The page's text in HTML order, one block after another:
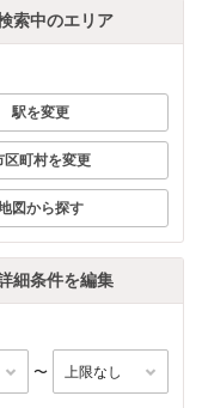
索中のエリア
駅を変更
区町村を変更
図から探す
細条件を編集
〜